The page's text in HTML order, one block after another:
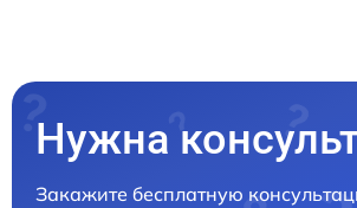
Нужна
Закажите бесплатную